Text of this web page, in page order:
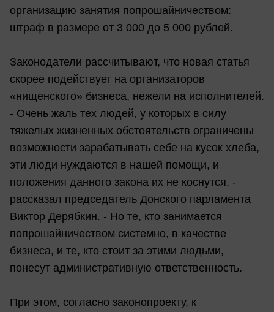
организацию занятия попрошайничеством:
штраф в размере от 3 000 до 5 000 рублей.
Законодатели рассчитывают, что новая статья
скорее подействует на организаторов
«нищенского» бизнеса, нежели на исполнителей.
- Очень жаль тех людей, у которых в силу
тяжелых жизненных обстоятельств ограничены
возможности зарабатывать себе на кусок хлеба,
эти люди нуждаются в нашей помощи, и
положения данного закона их не коснутся, -
рассказал председатель Донского парламента
Виктор Дерябкин. - Но те, кто занимается
попрошайничеством системно, в качестве
бизнеса, и те, кто стоит за этими людьми,
понесут административную ответственность.
При этом, согласно законопроекту, к